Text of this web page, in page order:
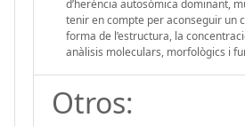
d’herència autosòmica dominant,
tenir en compte per aconseguir un
forma de l’estructura, la
anàlisis moleculars, morfològics i
Otros: